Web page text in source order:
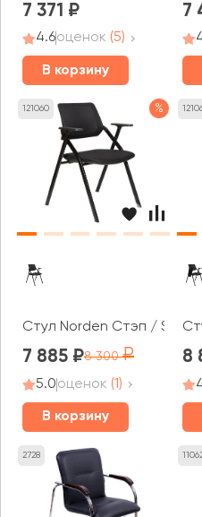
7 371
4.6оценок (5)
В корзину
7
121060 %
Стул Norden Стэп / Step
7 885 8 300
5.0оценок (1)
В корзину
8
2728